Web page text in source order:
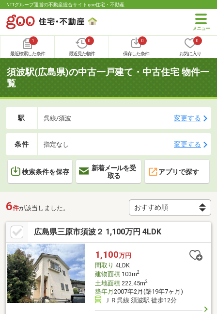
NTTグループ運営の不動産総合サイト goo住宅・不動産
1
最近検索した条件
0
最近見た物件
0
保存した条件
0
お気に入り
須波駅(広島県)の中古一戸建て・中古住宅 物件一
覧
駅 呉線/須波 変更する
条件 指定なし 変更する
検索条件を保存
新着メールを受
取る
アプリで探す
6件が該当しました。
広島県三原市須波２ 1,100万円 4LDK
1,100万円
間取り 4LDK
建物面積103m2
土地面積222.45m2
築年月 2007年2月(築19年7ヶ月)
ＪＲ呉線 須波駅 徒歩12分